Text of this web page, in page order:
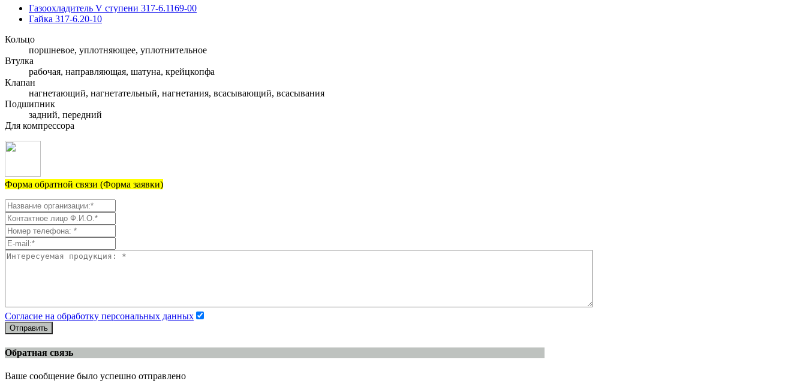
Газоохладитель V ступени 317-6.1169-00
Гайка 317-6.20-10
Кольцо
поршневое, уплотняющее, уплотнительное
Втулка
рабочая, направляющая, шатуна, крейцкопфа
Клапан
нагнетающий, нагнетательный, нагнетания, всасывающий, всасывания
Подшипник
задний, передний
Для компрессора
Форма обратной связи (Форма заявки)
Согласие на обработку персональных данных
Отправить
Обратная связь
Ваше сообщение было успешно отправлено